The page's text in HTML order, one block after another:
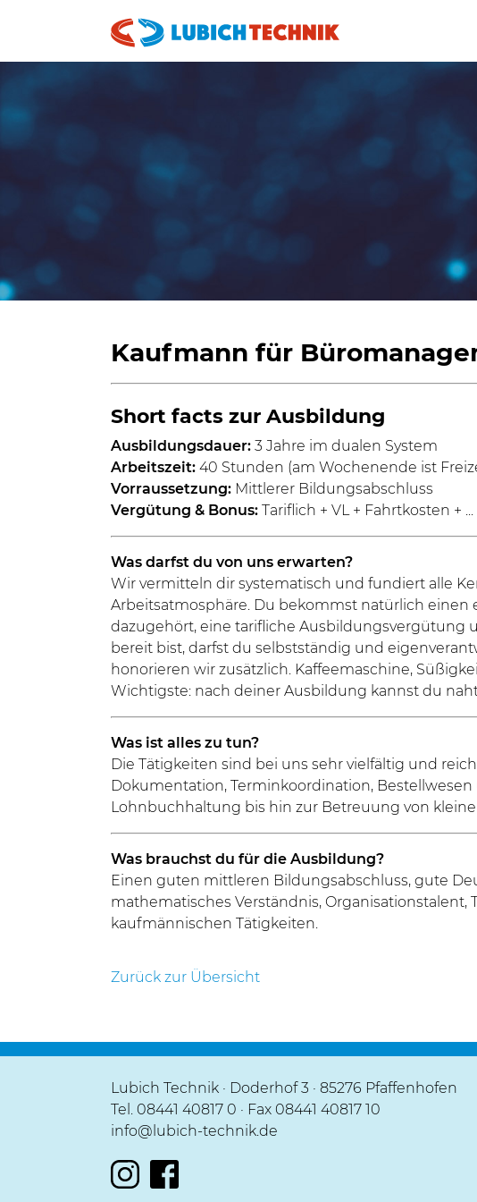
Kaufmann für
Short facts zur Ausbildung
Ausbildungsdauer: 3 Jahre im dualen System
Arbeitszeit: 40 Stunden (am Wochenende ist
Vorraussetzung: Mittlerer Bildungsabschluss
Vergütung & Bonus: Tariflich + VL + Fahrtkosten + ...
Was darfst du von uns erwarten?
Wir vermitteln dir systematisch und fundiert alle
Arbeitsatmosphäre. Du bekommst natürlich einen
dazugehört, eine tarifliche Ausbildungsvergütung
bereit bist, darfst du selbstständig und
honorieren wir zusätzlich. Kaffeemaschine,
Wichtigste: nach deiner Ausbildung kannst du
Was ist alles zu tun?
Die Tätigkeiten sind bei uns sehr vielfältig und
Dokumentation, Terminkoordination,
Lohnbuchhaltung bis hin zur Betreuung von
Was brauchst du für die Ausbildung?
Einen guten mittleren Bildungsabschluss, gute
mathematisches Verständnis, Organisationstalent,
kaufmännischen Tätigkeiten.
Zurück zur Übersicht
Lubich Technik Doderhof 3
85276 Pfaffenhofen
Tel. 08441 40817 0
Fax 08441 40817 10
info@lubich-technik.de